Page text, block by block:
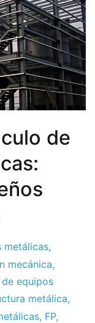
de
metálicas,
mecánica,
equipos
metálica,
, FP,